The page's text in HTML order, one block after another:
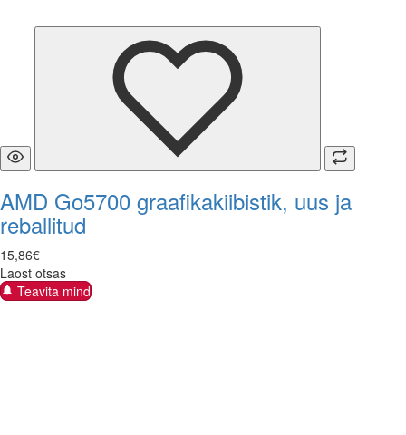
AMD Go5700 graafikakiibistik, uus ja
reballitud
15,86€
Laost otsas
Teavita mind